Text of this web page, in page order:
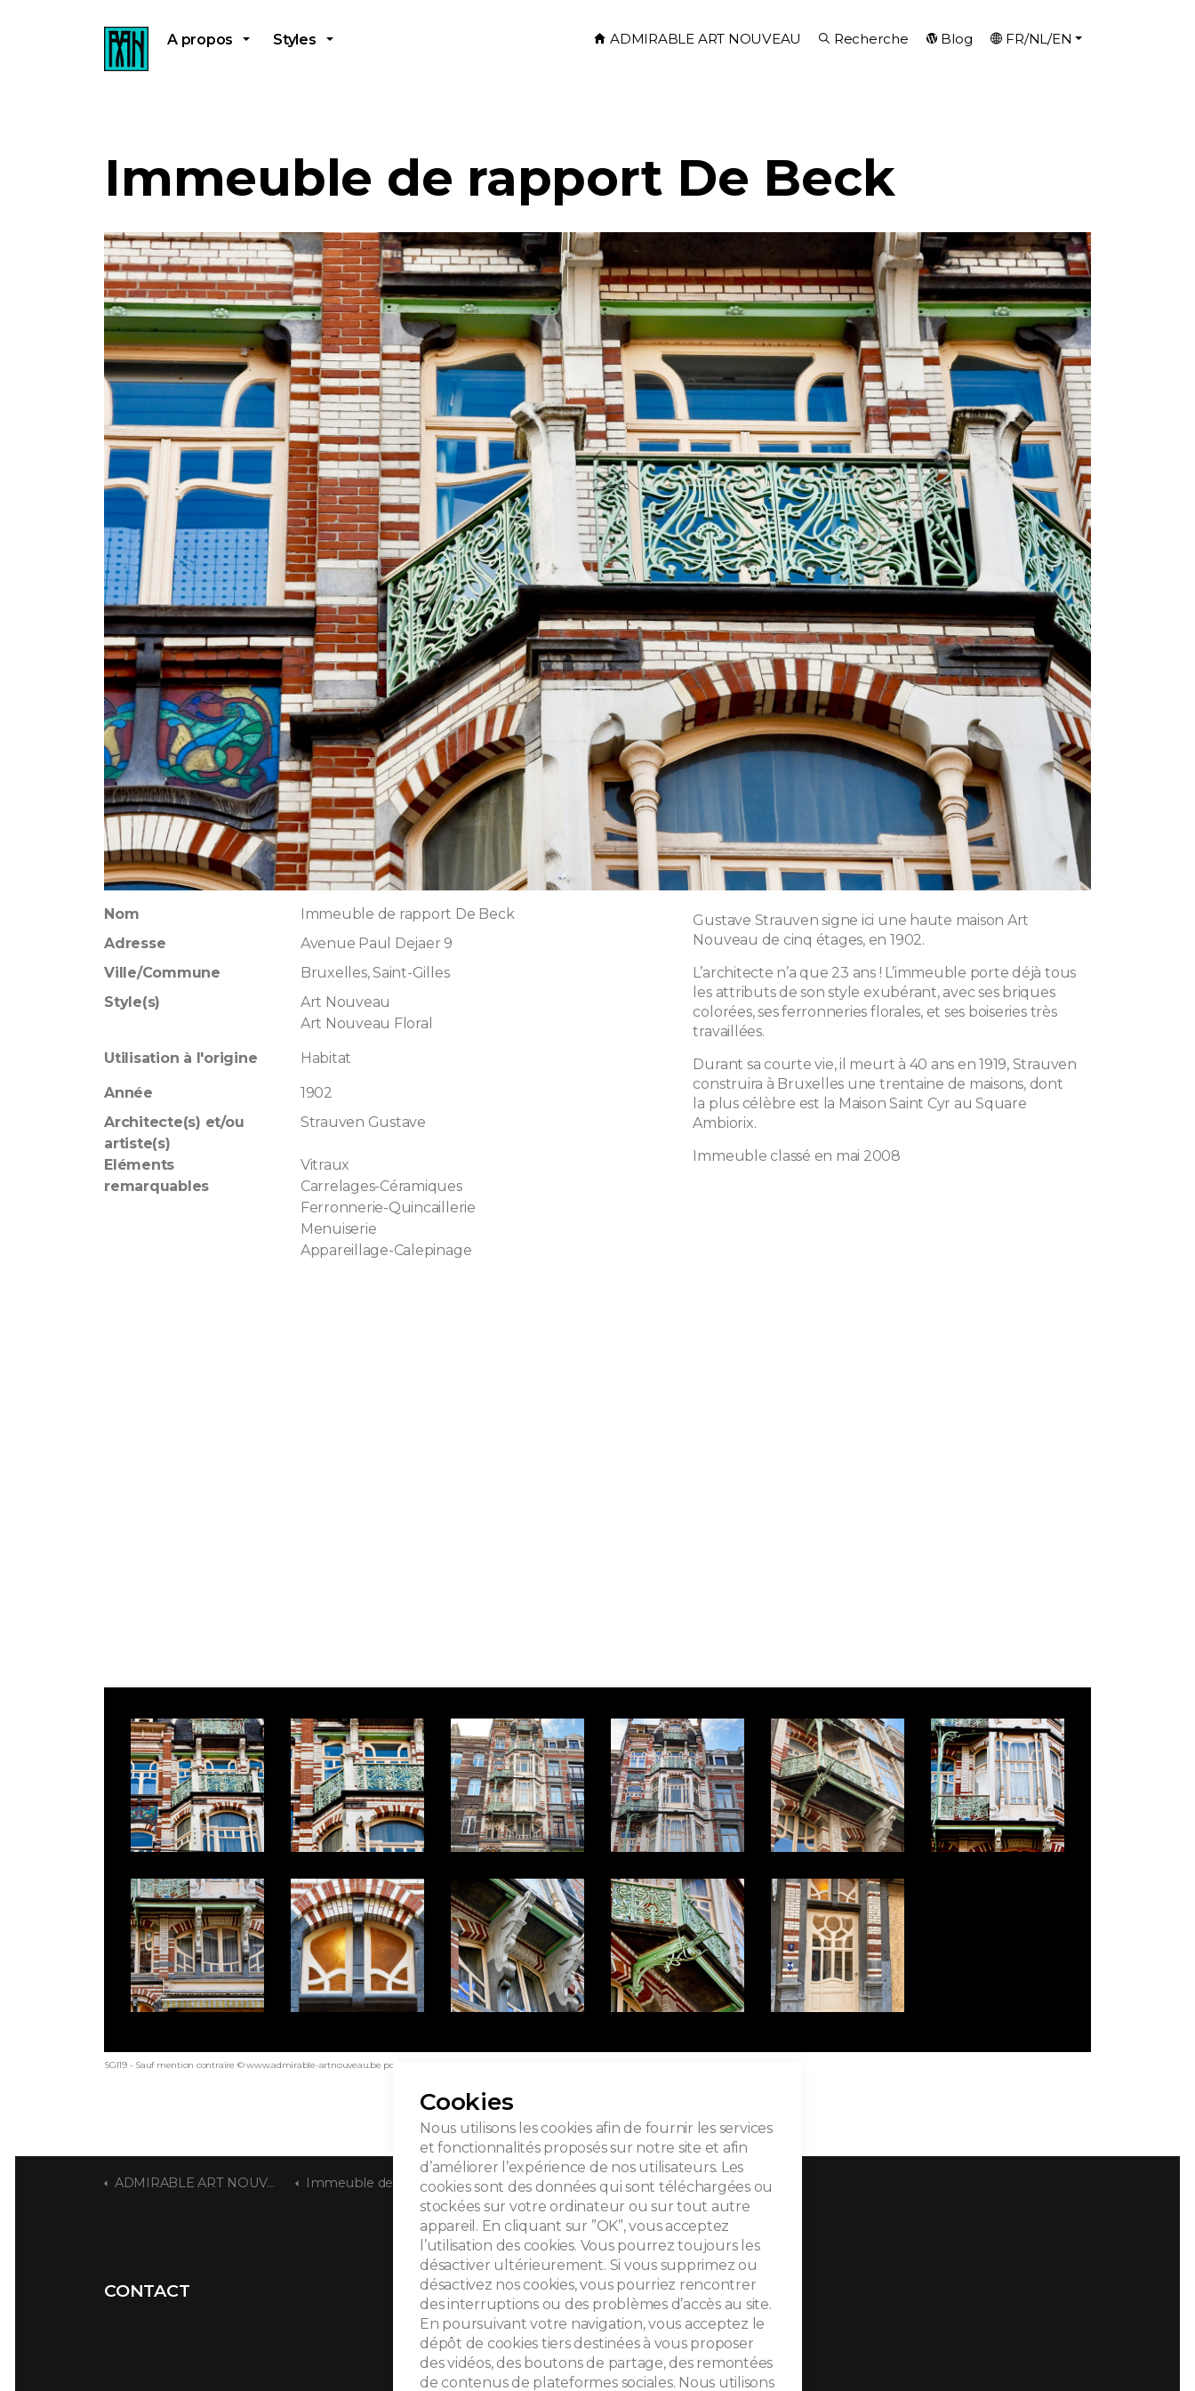
A propos Styles ADMIRABLE ART NOUVEAU Recherche Blog FR/NL/EN
Immeuble de rapport De Beck
Nom
Immeuble de rapport De Beck
Adresse
Avenue Paul Dejaer 9
Ville/Commune
Bruxelles, Saint-Gilles
Style(s)
Art Nouveau
Art Nouveau Floral
Utilisation à l'origine Habitat
Année
1902
Architecte(s) et/ou
artiste(s)
Strauven Gustave
Eléments
remarquables
Vitraux
Carrelages-Céramiques
Ferronnerie-Quincaillerie
Menuiserie
Appareillage-Calepinage
Gustave Strauven signe ici une haute maison Art
Nouveau de cinq étages, en 1902.
L’architecte n’a que 23 ans ! L’immeuble porte déjà tous
les attributs de son style exubérant, avec ses briques
colorées, ses ferronneries florales, et ses boiseries très
travaillées.
Durant sa courte vie, il meurt à 40 ans en 1919, Strauven
construira à Bruxelles une trentaine de maisons, dont
la plus célèbre est la Maison Saint Cyr au Square
Ambiorix.
Immeuble classé en mai 2008
SGI19 - Sauf mention contraire © www.admirable-artnouveau.be pour toutes les photos
ADMIRABLE ART NOUVEAU Immeuble de rapport De Beck
CONTACT
Cookies
Nous utilisons les cookies afin de fournir les services
et fonctionnalités proposés sur notre site et afin
d’améliorer l’expérience de nos utilisateurs. Les
cookies sont des données qui sont téléchargées ou
stockées sur votre ordinateur ou sur tout autre
appareil. En cliquant sur ”OK”, vous acceptez
l’utilisation des cookies. Vous pourrez toujours les
désactiver ultérieurement. Si vous supprimez ou
désactivez nos cookies, vous pourriez rencontrer
des interruptions ou des problèmes d’accès au site.
En poursuivant votre navigation, vous acceptez le
dépôt de cookies tiers destinées à vous proposer
des vidéos, des boutons de partage, des remontées
de contenus de plateformes sociales. Nous utilisons